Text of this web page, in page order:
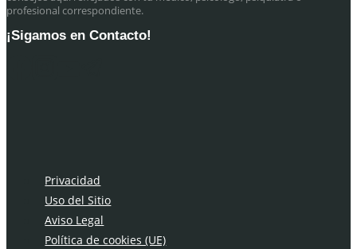
profesional correspondiente.
¡Sigamos en Contacto!
Privacidad
Uso del Sitio
Aviso Legal
Política de cookies (UE)